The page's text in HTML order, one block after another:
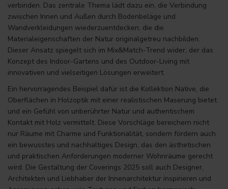
verbinden. Das zentrale Thema lädt dazu ein, die Verbindung
zwischen Innen und Außen durch Bodenbeläge und
Wandverkleidungen wiederzuentdecken, die die
Materialeigenschaften der Natur originalgetreu nachbilden.
Dieser Ansatz spiegelt sich im Mix&Match-Trend wider, der das
Konzept des Indoor-Gartens und des Outdoor-Living mit
innovativen und vielseitigen Lösungen erweitert.
Ein hervorragendes Beispiel dafür ist die Kollektion Native, die
Oberflächen in Holzoptik mit einer realistischen Maserung bietet
und ein Gefühl von unberührter Natur und authentischem
Kontakt mit Holz vermittelt. Diese Vorschläge bereichern nicht
nur Räume mit Charme und Funktionalität, sondern fördern auch
ein bewusstes und nachhaltiges Design, das den ästhetischen
und praktischen Anforderungen moderner Wohnräume gerecht
wird. Die Gestaltung der Coverings 2025 soll auch Designer,
Architekten und Liebhaber der Innenarchitektur inspirieren und